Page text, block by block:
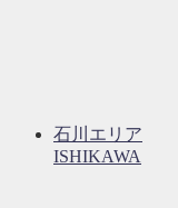
石川エリア
ISHIKAWA